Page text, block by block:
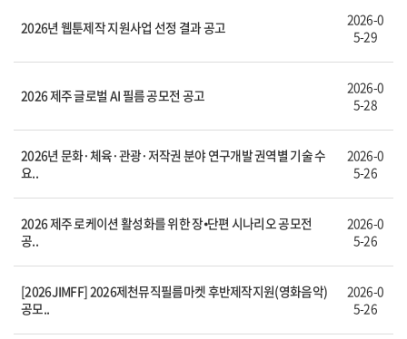
2026년 웹툰제작 지원사업 선정 결과 공고
2026-0
5-29
2026 제주 글로벌 AI 필름 공모전 공고
2026-0
5-28
2026년 문화·체육·관광·저작권 분야 연구개발 권역별 기술 수
요..
2026-0
5-26
2026 제주 로케이션 활성화를 위한 장⦁단편 시나리오 공모전
공..
2026-0
5-26
[2026JIMFF] 2026제천뮤직필름마켓 후반제작지원(영화음악)
공모..
2026-0
5-26